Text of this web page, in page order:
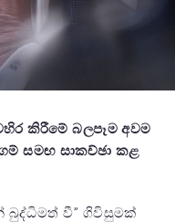
කිරීමේ බලපෑම අවම
සමඟ සාකච්ඡා කළ
බුද්ධිමත් වී” ගිවිසුමක්